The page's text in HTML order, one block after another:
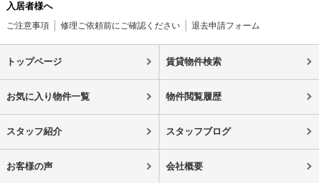
入居者様へ
ご注意事項 修理ご依頼前にご確認ください 退去申請フォーム
トップページ 賃貸物件検索
お気に入り物件一覧 物件閲覧履歴
スタッフ紹介 スタッフブログ
お客様の声 会社概要